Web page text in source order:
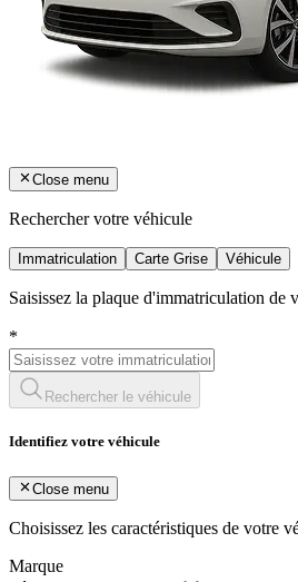
Close menu
Rechercher votre véhicule
Immatriculation Carte Grise Véhicule
Saisissez la plaque d'immatriculation
*
Rechercher le véhicule
Identifiez votre véhicule
Close menu
Choisissez les caractéristiques de votre
Marque